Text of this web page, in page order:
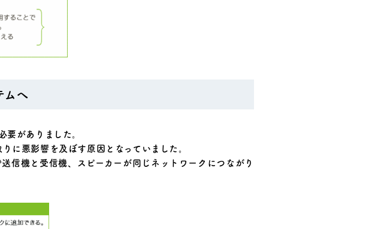
ムへ
要がありました。
に悪影響を及ぼす原因となっていました。
信機と受信機、スピーカーが同じネットワークにつながり